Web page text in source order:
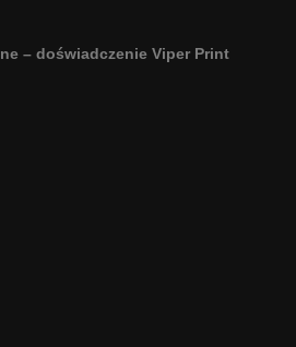
– doświadczenie Viper Print